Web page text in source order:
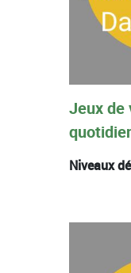
Jeux de
Niveaux